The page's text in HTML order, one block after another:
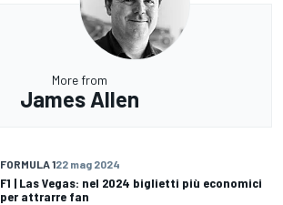
More from
James Allen
FORMULA 122 mag 2024
F1 | Las Vegas: nel 2024 biglietti più economici
per attrarre fan